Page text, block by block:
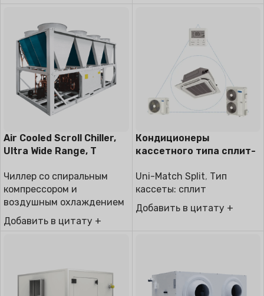
Air Cooled Scroll Chiller,
Ultra Wide Range, T
Чиллер со спиральным
компрессором и
воздушным охлаждением
Добавить в цитату +
Кондиционеры
кассетного типа сплит-
Uni-Match Split, Тип
кассеты: сплит
Добавить в цитату +